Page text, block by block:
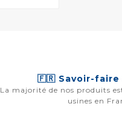
🇫🇷 Savoir-faire
La majorité de nos produits
usines en